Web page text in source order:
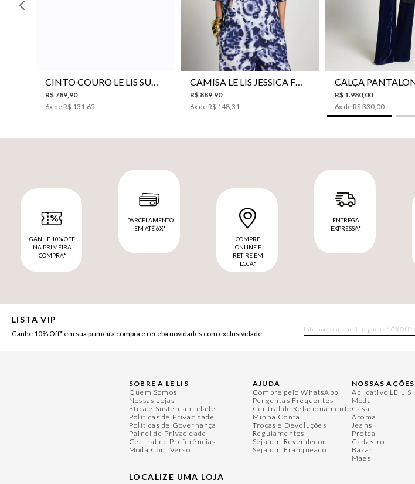
CINTO COURO LE LIS SUKI FEMININO
R$ 789,90
6x de R$ 131,65
36 38 40 42 44 46
CAMISA LE LIS JESSICA FEMININA
R$ 889,90
6x de R$ 148,31
34 36 38
R$ 1.980,00
6x de R$ 330,00
GANHE 10% OFF
NA PRIMEIRA
COMPRA*
PARCELAMENTO
EM ATÉ 6X*
COMPRE
ONLINE E
RETIRE EM
LOJA*
ENTREGA
EXPRESSA*
LISTA VIP
Ganhe 10% Off* em sua primeira compra e receba novidades com exclusividade
SOBRE A LE LIS
Quem Somos
Nossas Lojas
Ética e Sustentabilidade
Políticas de Privacidade
Políticas de Governança
Painel de Privacidade
Central de Preferências
Moda Com Verso
LOCALIZE UMA LOJA
AJUDA
Compre pelo WhatsApp
Perguntas Frequentes
Central de Relacionamento
Minha Conta
Trocas e Devoluções
Regulamentos
Seja um Revendedor
Seja um Franqueado
NOSSAS AÇÕES
Aplicativo LE LIS
Moda
Casa
Aroma
Jeans
Protea
Cadastro
Bazar
Mães